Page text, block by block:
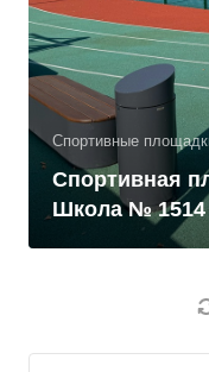
Спортивные
Спортивная
Школа № 1514